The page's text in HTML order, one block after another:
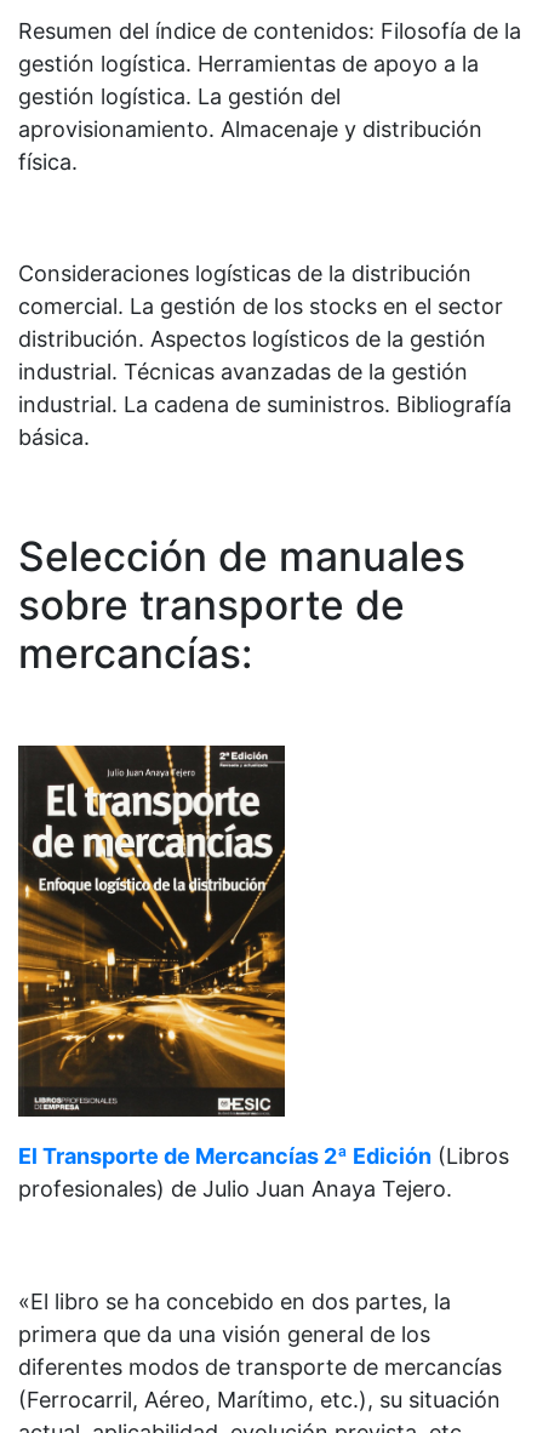
Resumen del índice de contenidos: Filosofía de la
gestión logística. Herramientas de apoyo a la
gestión logística. La gestión del
aprovisionamiento. Almacenaje y distribución
física.
Consideraciones logísticas de la distribución
comercial. La gestión de los stocks en el sector
distribución. Aspectos logísticos de la gestión
industrial. Técnicas avanzadas de la gestión
industrial. La cadena de suministros. Bibliografía
básica.
Selección de manuales
sobre transporte de
mercancías:
El Transporte de Mercancías 2ª Edición (Libros
profesionales) de Julio Juan Anaya Tejero.
«El libro se ha concebido en dos partes, la
primera que da una visión general de los
diferentes modos de transporte de mercancías
(Ferrocarril, Aéreo, Marítimo, etc.), su situación